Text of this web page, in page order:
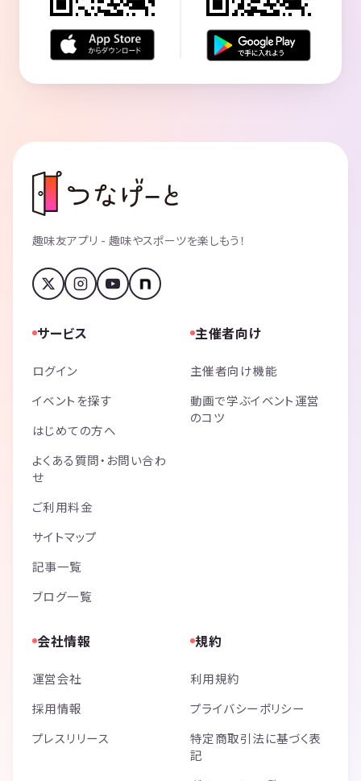
趣味友アプリ - 趣味やスポーツを楽しもう！
サービス
ログイン
イベントを探す
はじめての方へ
よくある質問・お問い合わ
せ
ご利用料金
サイトマップ
記事一覧
ブログ一覧
主催者向け
主催者向け機能
動画で学ぶイベント運営
のコツ
会社情報
運営会社
採用情報
プレスリリース
規約
利用規約
プライバシーポリシー
特定商取引法に基づく表
記